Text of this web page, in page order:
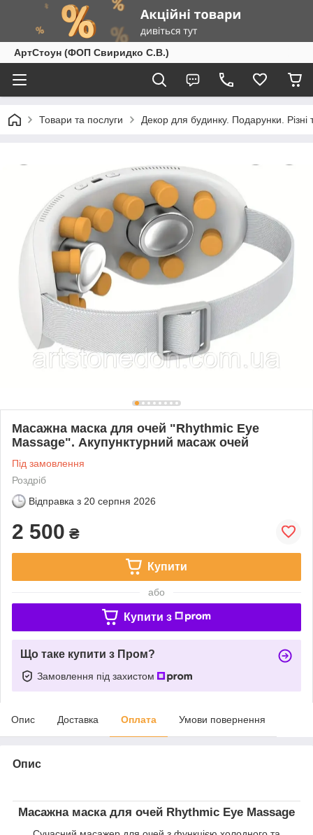
АртСтоун (ФОП Свиридко С.В.)
Товари та послуги Декор для будинку. Подарунки.
Масажна маска для очей "Rhythmic Eye
Massage". Акупунктурний масаж очей
Під замовлення
Роздріб
Відправка з 20 серпня 2026
2 500 ₴
Купити
або
Купити з
Що таке купити з Пром?
Замовлення під захистом
Опис Доставка Оплата Умови повернення
Опис
Масажна маска для очей Rhythmic Eye Massage